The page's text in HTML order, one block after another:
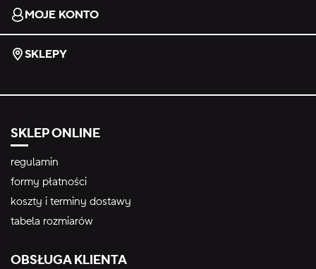
MOJE KONTO
SKLEPY
SKLEP ONLINE
regulamin
formy płatności
koszty i terminy dostawy
tabela rozmiarów
OBSŁUGA KLIENTA